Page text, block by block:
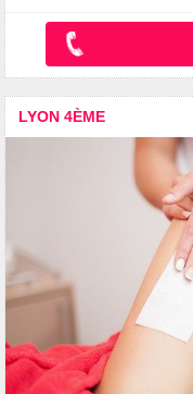
LYON 4ÈME